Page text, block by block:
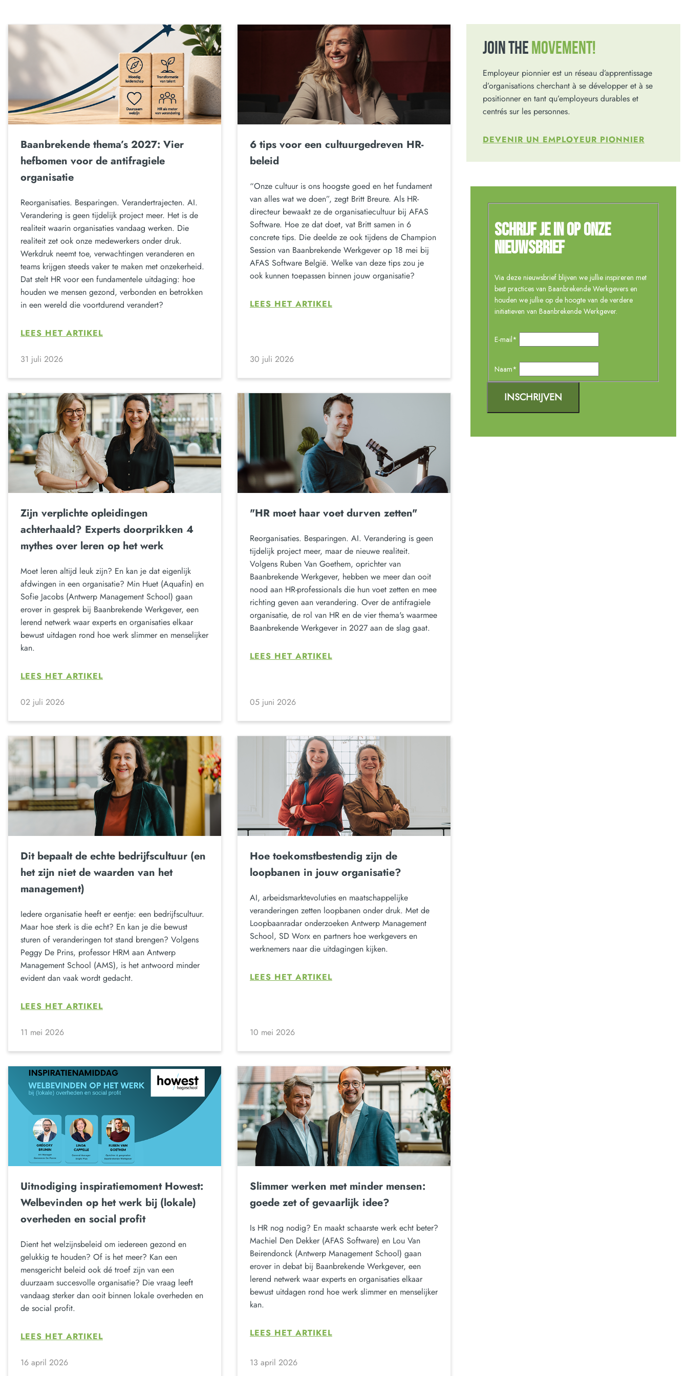
Baanbrekende thema’s 2027: Vier
hefbomen voor de antifragiele
organisatie
Reorganisaties. Besparingen. Verandertrajecten. AI.
Verandering is geen tijdelijk project meer. Het is de
realiteit waarin organisaties vandaag werken. Die
realiteit zet ook onze medewerkers onder druk.
Werkdruk neemt toe, verwachtingen veranderen en
teams krijgen steeds vaker te maken met onzekerheid.
Dat stelt HR voor een fundamentele uitdaging: hoe
houden we mensen gezond, verbonden en betrokken
in een wereld die voortdurend verandert?
LEES HET ARTIKEL
31 juli 2026
6 tips voor een cultuurgedreven HR-
beleid
“Onze cultuur is ons hoogste goed en het fundament
van alles wat we doen”, zegt Britt Breure. Als HR-
directeur bewaakt ze de organisatiecultuur bij AFAS
Software. Hoe ze dat doet, vat Britt samen in 6
concrete tips. Die deelde ze ook tijdens de Champion
Session van Baanbrekende Werkgever op 18 mei bij
AFAS Software België. Welke van deze tips zou je
ook kunnen toepassen binnen jouw organisatie?
LEES HET ARTIKEL
30 juli 2026
Zijn verplichte opleidingen
achterhaald? Experts doorprikken 4
mythes over leren op het werk
Moet leren altijd leuk zijn? En kan je dat eigenlijk
afdwingen in een organisatie? Min Huet (Aquafin) en
Sofie Jacobs (Antwerp Management School) gaan
erover in gesprek bij Baanbrekende Werkgever, een
lerend netwerk waar experts en organisaties elkaar
bewust uitdagen rond hoe werk slimmer en menselijker
kan.
LEES HET ARTIKEL
02 juli 2026
"HR moet haar voet durven zetten"
Reorganisaties. Besparingen. AI. Verandering is geen
tijdelijk project meer, maar de nieuwe realiteit.
Volgens Ruben Van Goethem, oprichter van
Baanbrekende Werkgever, hebben we meer dan ooit
nood aan HR-professionals die hun voet zetten en mee
richting geven aan verandering. Over de antifragiele
organisatie, de rol van HR en de vier thema's waarmee
Baanbrekende Werkgever in 2027 aan de slag gaat.
LEES HET ARTIKEL
05 juni 2026
Dit bepaalt de echte bedrijfscultuur (en
het zijn niet de waarden van het
management)
Iedere organisatie heeft er eentje: een bedrijfscultuur.
Maar hoe sterk is die echt? En kan je die bewust
sturen of veranderingen tot stand brengen? Volgens
Peggy De Prins, professor HRM aan Antwerp
Management School (AMS), is het antwoord minder
evident dan vaak wordt gedacht.
LEES HET ARTIKEL
11 mei 2026
Hoe toekomstbestendig zijn de
loopbanen in jouw organisatie?
AI, arbeidsmarktevoluties en maatschappelijke
veranderingen zetten loopbanen onder druk. Met de
Loopbaanradar onderzoeken Antwerp Management
School, SD Worx en partners hoe werkgevers en
werknemers naar die uitdagingen kijken.
LEES HET ARTIKEL
10 mei 2026
Uitnodiging inspiratiemoment Howest:
Welbevinden op het werk bij (lokale)
overheden en social profit
Dient het welzijnsbeleid om iedereen gezond en
gelukkig te houden? Of is het meer? Kan een
mensgericht beleid ook dé troef zijn van een
duurzaam succesvolle organisatie? Die vraag leeft
vandaag sterker dan ooit binnen lokale overheden en
de social profit.
LEES HET ARTIKEL
16 april 2026
Slimmer werken met minder mensen:
goede zet of gevaarlijk idee?
Is HR nog nodig? En maakt schaarste werk echt beter?
Machiel Den Dekker (AFAS Software) en Lou Van
Beirendonck (Antwerp Management School) gaan
erover in debat bij Baanbrekende Werkgever, een
lerend netwerk waar experts en organisaties elkaar
bewust uitdagen rond hoe werk slimmer en menselijker
kan.
LEES HET ARTIKEL
13 april 2026
JOIN THE MOVEMENT!
Employeur pionnier est un réseau d’apprentissage
d’organisations cherchant à se développer et à se
positionner en tant qu’employeurs durables et
centrés sur les personnes.
DEVENIR UN EMPLOYEUR PIONNIER